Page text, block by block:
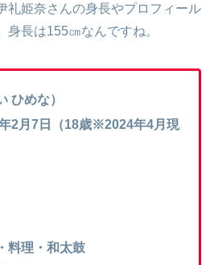
礼姫奈さんの身長やプロフィール
長は155㎝なんですね。
ひめな）
2月7日（18歳※2024年4月現
料理・和太鼓